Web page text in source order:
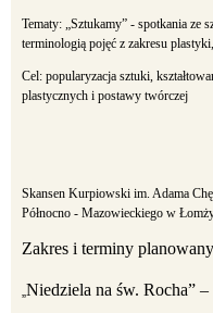
Tematy: „Sztukamy” - spotkania ze
terminologią pojęć z zakresu
Cel: popularyzacja sztuki,
plastycznych i postawy twórczej
Skansen Kurpiowski im. Adama
Północno - Mazowieckiego w
Zakres i terminy
„Niedziela na św. Rocha”